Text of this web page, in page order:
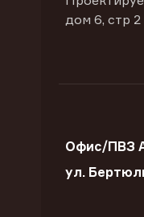
дом 6, стр 2
Офис/ПВЗ
ул.